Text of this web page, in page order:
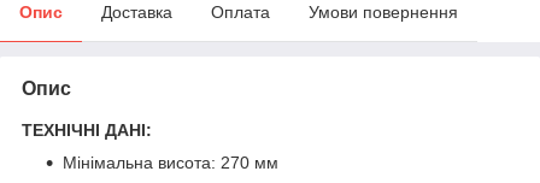
Опис Доставка Оплата Умови повернення
Опис
ТЕХНІЧНІ ДАНІ:
Мінімальна висота: 270 мм